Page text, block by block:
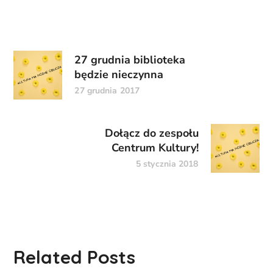
27 grudnia biblioteka
będzie nieczynna
27 grudnia 2017
Dołącz do zespołu
Centrum Kultury!
5 stycznia 2018
Related Posts